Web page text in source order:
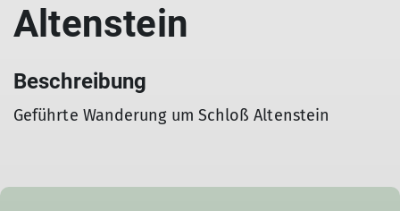
Altenstein
Beschreibung
Geführte Wanderung um Schloß Altenstein